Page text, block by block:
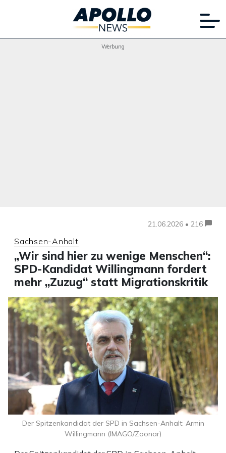
Werbung
21.06.2026 • 216
Sachsen-Anhalt
„Wir sind hier zu wenige Menschen“:
SPD-Kandidat Willingmann fordert
mehr „Zuzug“ statt Migrationskritik
Der Spitzenkandidat der SPD in Sachsen-Anhalt: Armin
Willingmann (IMAGO/Zoonar)